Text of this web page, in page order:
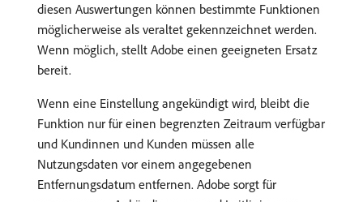
diesen Auswertungen können bestimmte Funktionen
möglicherweise als veraltet gekennzeichnet werden.
Wenn möglich, stellt Adobe einen geeigneten Ersatz
bereit.
Wenn eine Einstellung angekündigt wird, bleibt die
Funktion nur für einen begrenzten Zeitraum verfügbar
und Kundinnen und Kunden müssen alle
Nutzungsdaten vor einem angegebenen
Entfernungsdatum entfernen. Adobe sorgt für